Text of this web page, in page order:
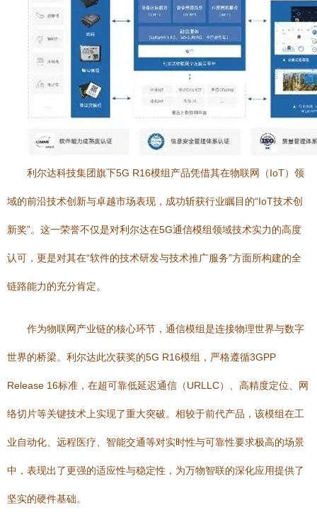
利尔达科技集团旗下5G R16模组产品凭借其在物联网（IoT）领
域的前沿技术创新与卓越市场表现，成功斩获行业瞩目的“IoT技术创
新奖”。这一荣誉不仅是对利尔达在5G通信模组领域技术实力的高度
认可，更是对其在“软件的技术研发与技术推广服务”方面所构建的全
链路能力的充分肯定。
作为物联网产业链的核心环节，通信模组是连接物理世界与数字
世界的桥梁。利尔达此次获奖的5G R16模组，严格遵循3GPP
Release 16标准，在超可靠低延迟通信（URLLC）、高精度定位、网
络切片等关键技术上实现了重大突破。相较于前代产品，该模组在工
业自动化、远程医疗、智能交通等对实时性与可靠性要求极高的场景
中，表现出了更强的适应性与稳定性，为万物智联的深化应用提供了
坚实的硬件基础。